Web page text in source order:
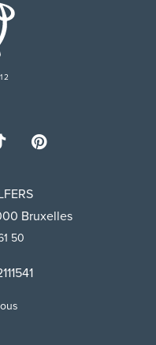
Bruxelles
50